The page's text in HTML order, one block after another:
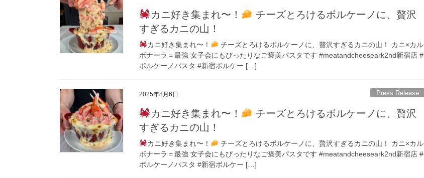
カニ好き集まれ〜！
チーズとろけるボルケーノに、贅沢
すぎるカニの山！
カニ好き集まれ〜！
チーズとろけるボルケーノに、贅沢すぎるカニの山！ カニ×カル
ボナーラ＝最強 女子会にもぴったりなご褒美パスタです #meatandcheeseark2nd新宿店 #
ボルケーノパスタ #新宿ボルケー […]
2025年8月6日 Press Release
カニ好き集まれ〜！
チーズとろけるボルケーノに、贅沢
すぎるカニの山！
カニ好き集まれ〜！
チーズとろけるボルケーノに、贅沢すぎるカニの山！ カニ×カル
ボナーラ＝最強 女子会にもぴったりなご褒美パスタです #meatandcheeseark2nd新宿店 #
ボルケーノパスタ #新宿ボルケー […]